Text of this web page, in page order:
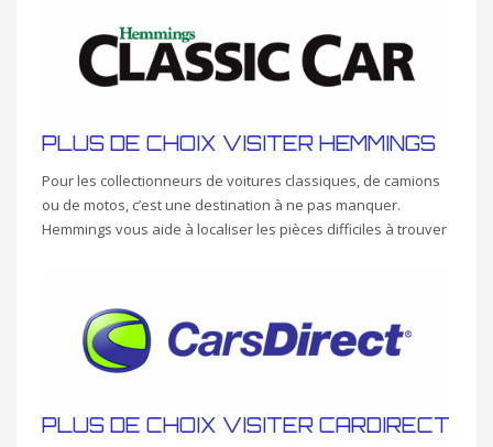
PLUS DE CHOIX VISITER HEMMINGS
Pour les collectionneurs de voitures classiques, de camions
ou de motos, c’est une destination à ne pas manquer.
Hemmings vous aide à localiser les pièces difficiles à trouver
PLUS DE CHOIX VISITER CARDIRECT